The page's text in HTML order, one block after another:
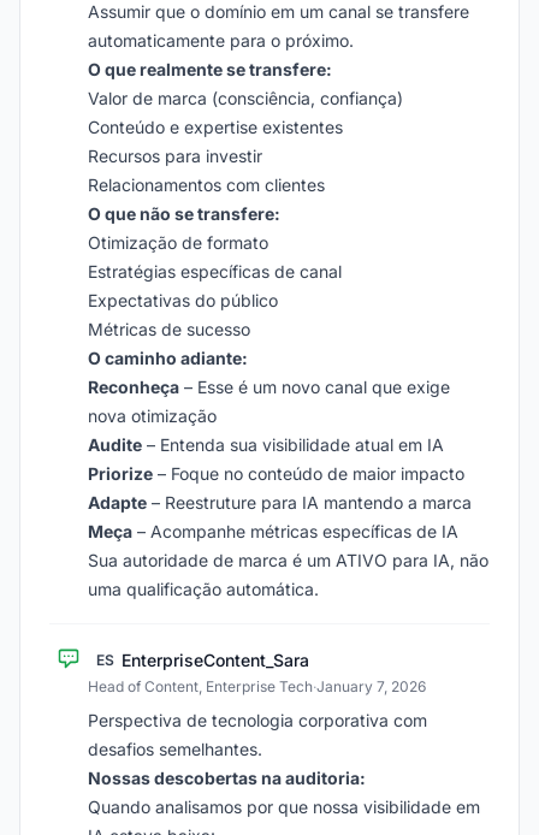
Assumir que o domínio em um canal se transfere
automaticamente para o próximo.
O que realmente se transfere:
Valor de marca (consciência, confiança)
Conteúdo e expertise existentes
Recursos para investir
Relacionamentos com clientes
O que não se transfere:
Otimização de formato
Estratégias específicas de canal
Expectativas do público
Métricas de sucesso
O caminho adiante:
Reconheça – Esse é um novo canal que exige
nova otimização
Audite – Entenda sua visibilidade atual em IA
Priorize – Foque no conteúdo de maior impacto
Adapte – Reestruture para IA mantendo a marca
Meça – Acompanhe métricas específicas de IA
Sua autoridade de marca é um ATIVO para IA, não
uma qualificação automática.
ES EnterpriseContent_Sara
Head of Content, Enterprise Tech·January 7, 2026
Perspectiva de tecnologia corporativa com
desafios semelhantes.
Nossas descobertas na auditoria:
Quando analisamos por que nossa visibilidade em